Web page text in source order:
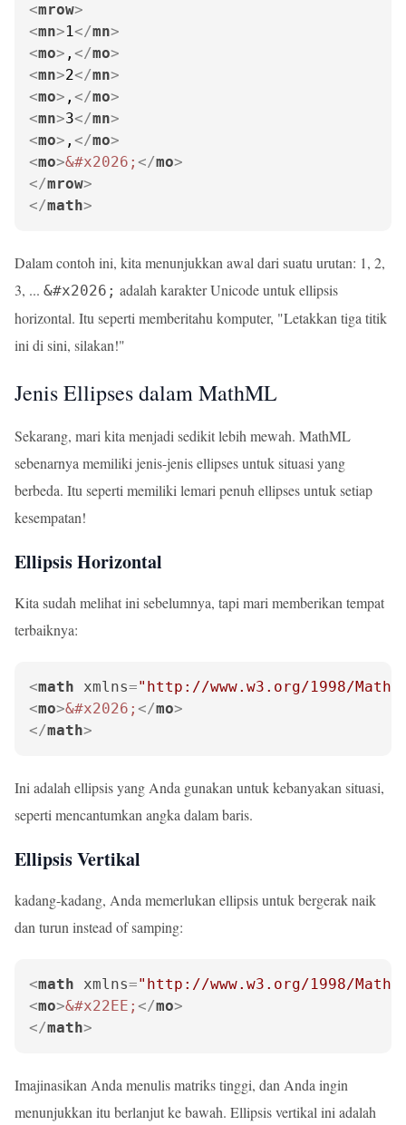
<mrow>
<mn>1</mn>
<mo> , </mo>
<mn>2</mn>
<mo> , </mo>
<mn>3</mn>
<mo> , </mo>
<mo>&#x2026; </mo>
</mrow>
</math>
Dalam contoh ini, kita menunjukkan awal dari suatu urutan: 1, 2,
3, ... &#x2026; adalah karakter Unicode untuk ellipsis
horizontal. Itu seperti memberitahu komputer, "Letakkan tiga titik
ini di sini, silakan!"
Jenis Ellipses dalam MathML
Sekarang, mari kita menjadi sedikit lebih mewah. MathML
sebenarnya memiliki jenis-jenis ellipses untuk situasi yang
berbeda. Itu seperti memiliki lemari penuh ellipses untuk setiap
kesempatan!
Ellipsis Horizontal
Kita sudah melihat ini sebelumnya, tapi mari memberikan tempat
terbaiknya:
<math xmlns="http://www.w3.org/1998/Math/
<mo>&#x2026; </mo>
</math>
Ini adalah ellipsis yang Anda gunakan untuk kebanyakan situasi,
seperti mencantumkan angka dalam baris.
Ellipsis Vertikal
kadang-kadang, Anda memerlukan ellipsis untuk bergerak naik
dan turun instead of samping:
<math xmlns="http://www.w3.org/1998/Math/
<mo>&#x22EE; </mo>
</math>
Imajinasikan Anda menulis matriks tinggi, dan Anda ingin
menunjukkan itu berlanjut ke bawah. Ellipsis vertikal ini adalah